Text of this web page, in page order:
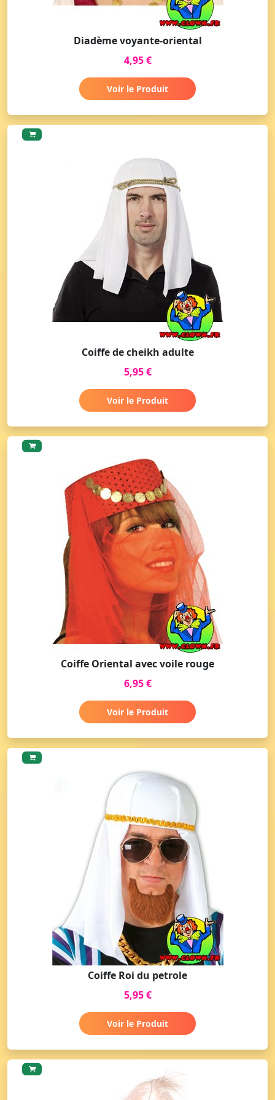
Diadème voyante-oriental
4,95 €
Voir le Produit
Coiffe de cheikh adulte
5,95 €
Voir le Produit
Coiffe Oriental avec voile rouge
6,95 €
Voir le Produit
Coiffe Roi du petrole
5,95 €
Voir le Produit